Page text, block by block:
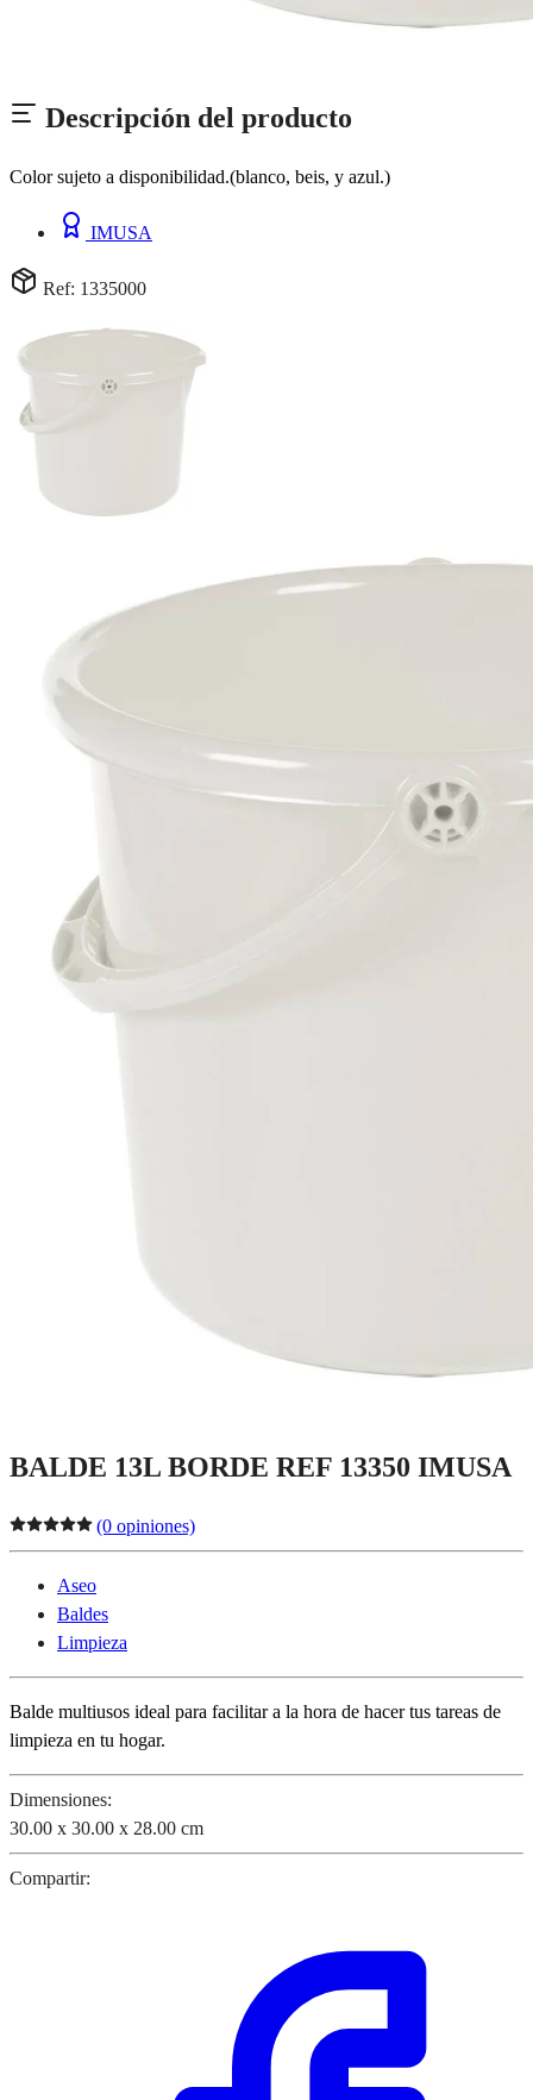
Descripción del producto
Color sujeto a disponibilidad.(blanco, beis, y azul.)
IMUSA
Ref: 1335000
BALDE 13L BORDE REF 13350 IMUSA
(0 opiniones)
Aseo
Baldes
Limpieza
Balde multiusos ideal para facilitar a la hora de hacer tus tareas de
limpieza en tu hogar.
Dimensiones:
30.00 x 30.00 x 28.00 cm
Compartir: